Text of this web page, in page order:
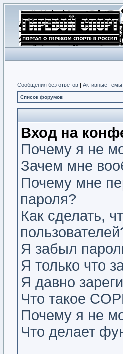
Сообщения без ответов | Активные темы
Список форумов
Вход на
Почему я не
Зачем мне
Почему мне
пароля?
Как сделать,
Я забыл
Я только что
Я давно
Что такое
Почему я не
Что делает